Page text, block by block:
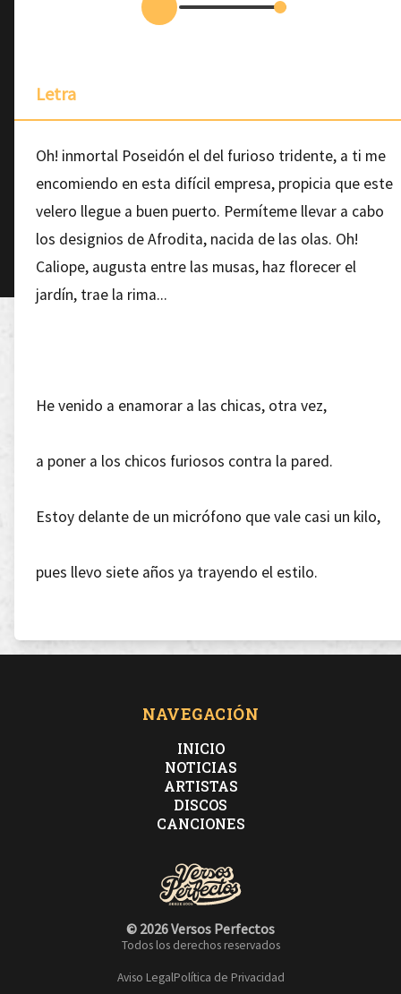
Letra
Oh! inmortal Poseidón el del furioso tridente, a ti me
encomiendo en esta difícil empresa, propicia que este
velero llegue a buen puerto. Permíteme llevar a cabo
los designios de Afrodita, nacida de las olas. Oh!
Caliope, augusta entre las musas, haz florecer el
jardín, trae la rima...
He venido a enamorar a las chicas, otra vez,
a poner a los chicos furiosos contra la pared.
Estoy delante de un micrófono que vale casi un kilo,
pues llevo siete años ya trayendo el estilo.
Tabaco rubio y botellas de licor
es condición sine qua non possum sequor.
mi tribu pilla botellas y me acompaña
NAVEGACIÓN
INICIO
NOTICIAS
ARTISTAS
DISCOS
CANCIONES
© 2026 Versos Perfectos
Todos los derechos reservados
Aviso LegalPolítica de Privacidad